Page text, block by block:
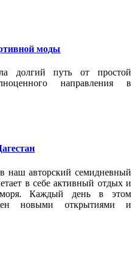
моды
долгий путь от простой
направления в
наш авторский семидневный
в себе активный отдых и
моря. Каждый день в этом
новыми открытиями и